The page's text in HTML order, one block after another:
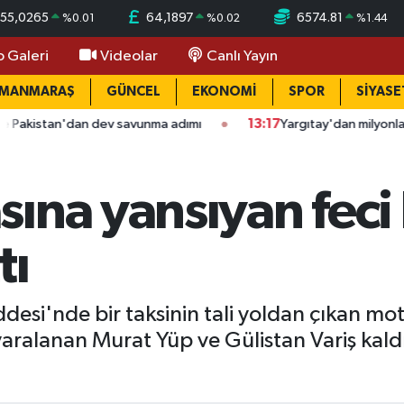
55,0265 %0.01 64,1897 %0.02 6574.81 %1.44
Galeri Videolar Canlı Yayın
GÜNCEL EKONOMİ SPOR
dev savunma adımı 13:17 Yargıtay'dan milyonlarca çalışana
yansıyan
bir taksinin tali yoldan çıkan
Murat Yüp ve Gülistan Variş